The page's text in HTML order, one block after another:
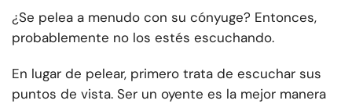
¿Se pelea a menudo con su cónyuge? Entonces,
probablemente no los estés escuchando.
En lugar de pelear, primero trata de escuchar sus
puntos de vista. Ser un oyente es la mejor manera